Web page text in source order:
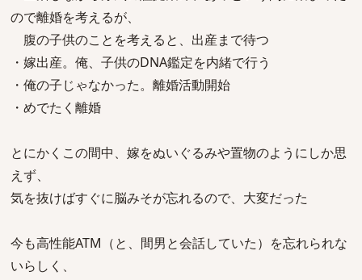
ので離婚を考えるが、
腹の子供のことを考えると、出産まで待つ
・嫁出産。俺、子供のDNA鑑定を内緒で行う
・俺の子じゃなかった。離婚活動開始
・めでたく離婚
とにかくこの間中、嫁をぬいぐるみや置物のようにしか思
えず、
気を抜けばすぐに脳みそが忘れるので、大変だった
今も高性能ATM（と、間男と会話していた）を忘れられな
いらしく、